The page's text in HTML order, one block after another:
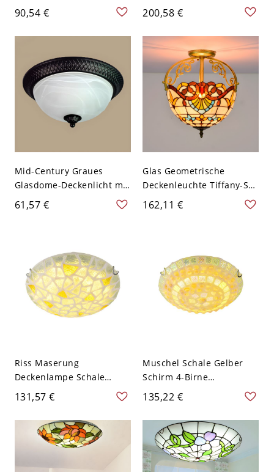
handgefertigter
geometrischer
Kunstschirm für
Eingangsbereich - 110V-
120V Gelb 30,48 cm
90,54 €
Deckenleuchte - Bunt
110V-120V
200,58 €
Mid-Century Graues
Glasdome-Deckenlicht mit
LED/Glühlampen/Fluoresz
enz - 110V-120V Schwarz
61,57 €
Glas Geometrische
Deckenleuchte Tiffany-Stil
1 Licht Flush Mount
Kronleuchter für
162,11 €
Riss Maserung
Deckenlampe Schale
Tiffany Stil Gelbes Glas 4-
Birne Deckenleuchte -
Gelb 110V-120V 30,48 cm
131,57 €
Muschel Schale Gelber
Schirm 4-Birne
Deckenlampe Tiffany Stil
Bunter Ziegel Muster
Deckenleuchte - Gelb
110V-120V 30,48 cm
135,22 €